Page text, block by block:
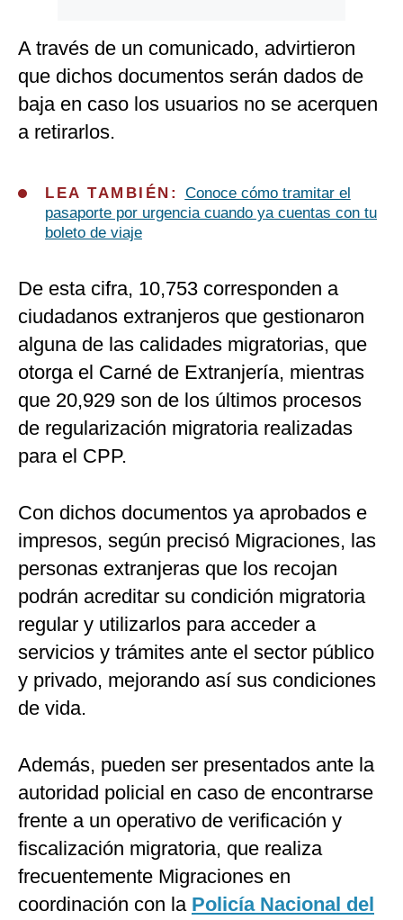
A través de un comunicado, advirtieron
que dichos documentos serán dados de
baja en caso los usuarios no se acerquen
a retirarlos.
LEA TAMBIÉN: Conoce cómo tramitar el
pasaporte por urgencia cuando ya cuentas con tu
boleto de viaje
De esta cifra, 10,753 corresponden a
ciudadanos extranjeros que gestionaron
alguna de las calidades migratorias, que
otorga el Carné de Extranjería, mientras
que 20,929 son de los últimos procesos
de regularización migratoria realizadas
para el CPP.
Con dichos documentos ya aprobados e
impresos, según precisó Migraciones, las
personas extranjeras que los recojan
podrán acreditar su condición migratoria
regular y utilizarlos para acceder a
servicios y trámites ante el sector público
y privado, mejorando así sus condiciones
de vida.
Además, pueden ser presentados ante la
autoridad policial en caso de encontrarse
frente a un operativo de verificación y
fiscalización migratoria, que realiza
frecuentemente Migraciones en
coordinación con la Policía Nacional del